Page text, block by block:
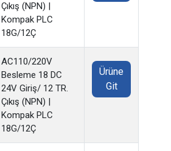
Çıkış (NPN) |
Kompak PLC
18G/12Ç
AC110/220V
Besleme 18 DC
24V Giriş/ 12 TR.
Çıkış (NPN) |
Kompak PLC
18G/12Ç
Ürüne
Git